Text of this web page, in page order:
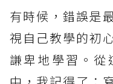
有時候，錯誤是
視自己教學的初
謙卑地學習。從